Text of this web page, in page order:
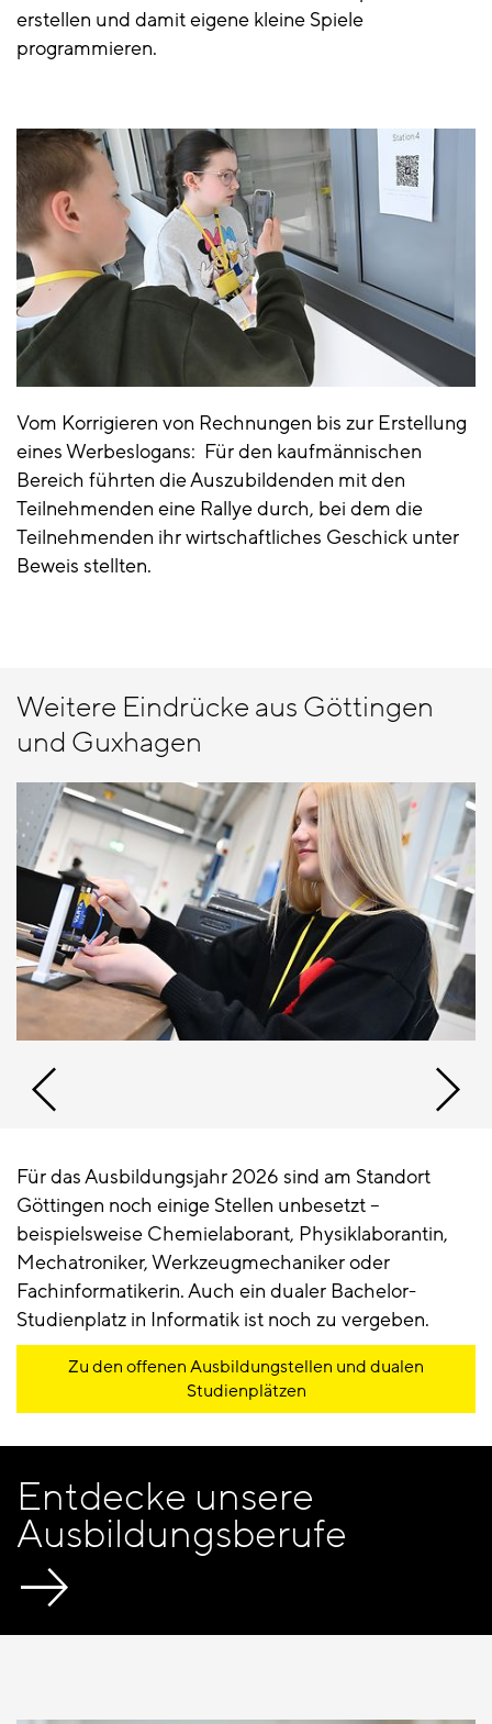
erstellen und damit eigene kleine Spiele
programmieren.
Vom Korrigieren von Rechnungen bis zur Erstellung
eines Werbeslogans: Für den kaufmännischen
Bereich führten die Auszubildenden mit den
Teilnehmenden eine Rallye durch, bei dem die
Teilnehmenden ihr wirtschaftliches Geschick unter
Beweis stellten.
Weitere Eindrücke aus Göttingen
und Guxhagen
Für das Ausbildungsjahr 2026 sind am Standort
Göttingen noch einige Stellen unbesetzt –
beispielsweise Chemielaborant, Physiklaborantin,
Mechatroniker, Werkzeugmechaniker oder
Fachinformatikerin. Auch ein dualer Bachelor-
Studienplatz in Informatik ist noch zu vergeben.
Zu den offenen Ausbildungstellen und dualen
Studienplätzen
Entdecke unsere
Ausbildungsberufe